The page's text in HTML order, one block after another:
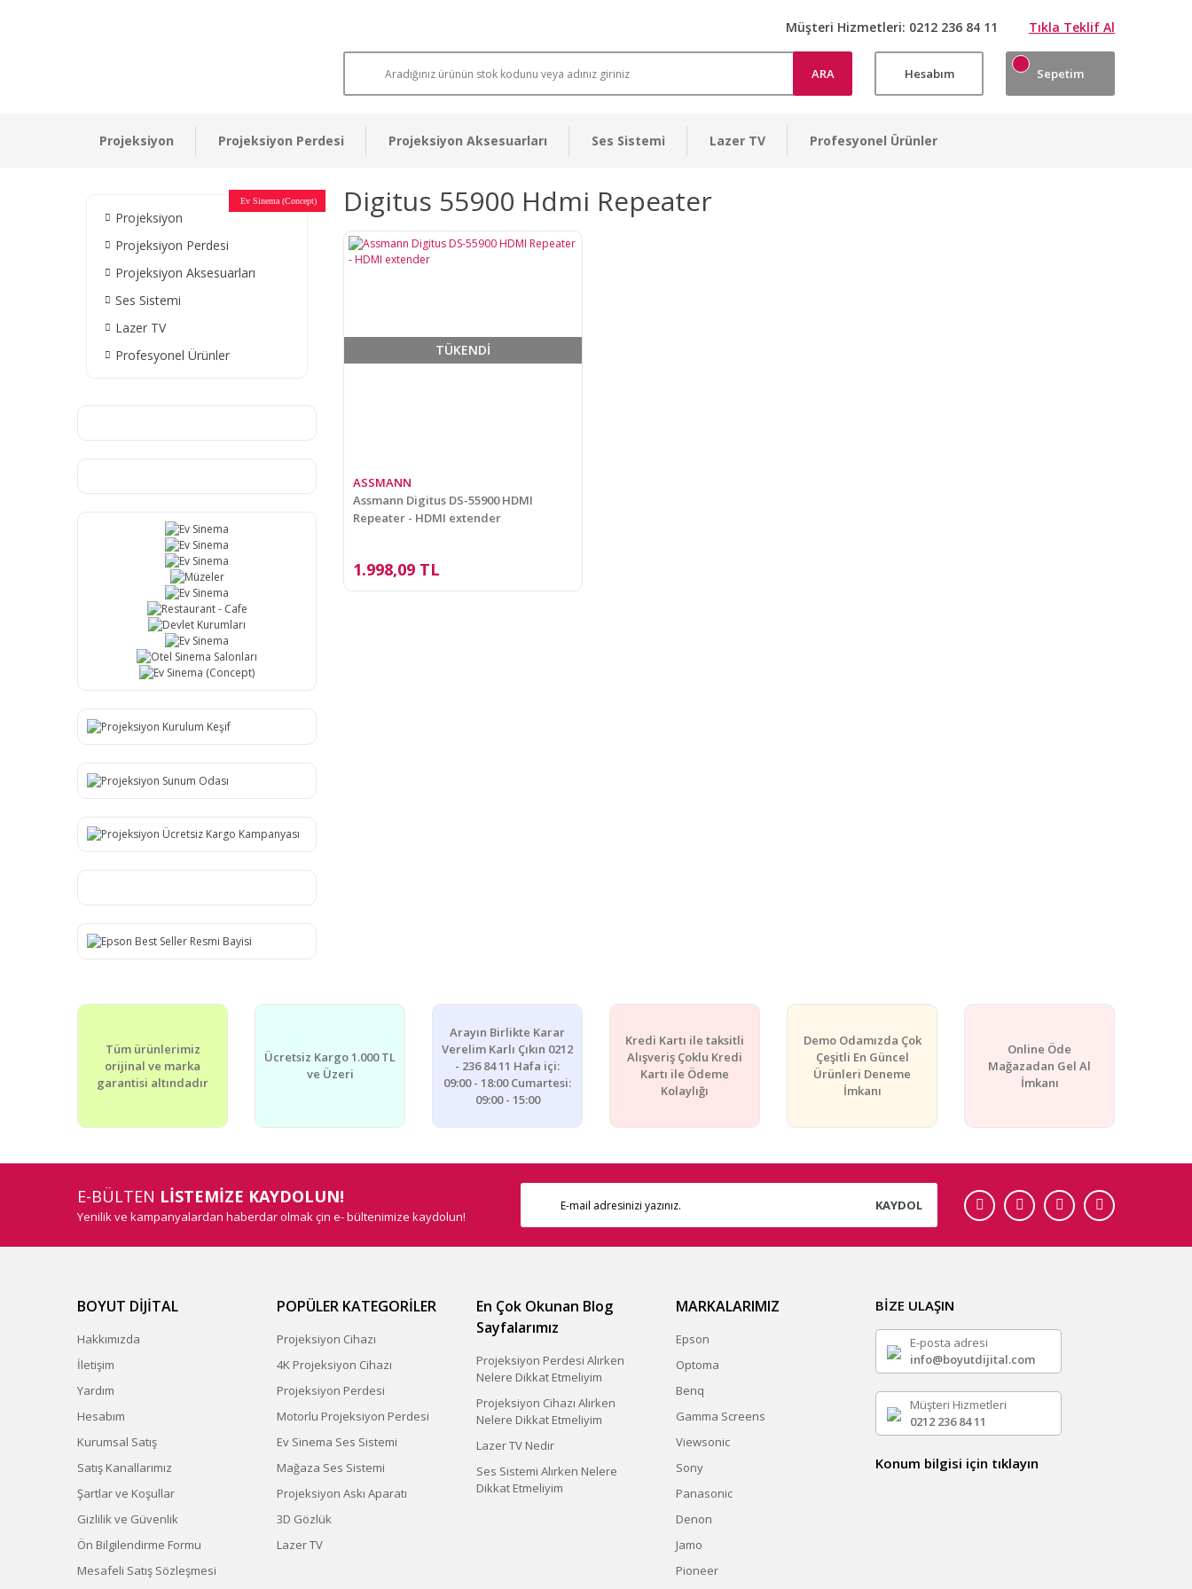
Müşteri Hizmetleri: 0212 236 84 11 Tıkla Teklif Al
ARA Hesabım Sepetim
Projeksiyon Projeksiyon Perdesi Projeksiyon Aksesuarları Ses Sistemi Lazer TV Profesyonel Ürünler
Projeksiyon
Projeksiyon Perdesi
Projeksiyon Aksesuarları
Ses Sistemi
Lazer TV
Profesyonel Ürünler
Ev Sinema
Ev Sinema
Ev Sinema
Müzeler
Ev Sinema
Restaurant - Cafe
Devlet Kurumları
Ev Sinema
Otel Sinema Salonları
Ev Sinema (Concept) Digitus 55900 Hdmi Repeater
TÜKENDİ
ASSMANN
Assmann Digitus DS-55900 HDMI
Repeater - HDMI extender
1.998,09 TL
Tüm ürünlerimiz
orijinal ve marka
garantisi altındadır
Ücretsiz Kargo 1.000 TL
ve Üzeri
Arayın Birlikte Karar
Verelim Karlı Çıkın 0212
- 236 84 11 Hafa içi:
09:00 - 18:00 Cumartesi:
09:00 - 15:00
Kredi Kartı ile taksitli
Alışveriş Çoklu Kredi
Kartı ile Ödeme
Kolaylığı
Demo Odamızda Çok
Çeşitli En Güncel
Ürünleri Deneme
İmkanı
Online Öde
Mağazadan Gel Al
İmkanı
E-BÜLTEN LİSTEMİZE KAYDOLUN!
Yenilik ve kampanyalardan haberdar olmak çin e- bültenimize kaydolun!
KAYDOL
BOYUT DİJİTAL
Hakkımızda
İletişim
Yardım
Hesabım
Kurumsal Satış
Satış Kanallarımız
Şartlar ve Koşullar
Gizlilik ve Güvenlik
Ön Bilgilendirme Formu
Mesafeli Satış Sözleşmesi
POPÜLER KATEGORİLER
Projeksiyon Cihazı
4K Projeksiyon Cihazı
Projeksiyon Perdesi
Motorlu Projeksiyon Perdesi
Ev Sinema Ses Sistemi
Mağaza Ses Sistemi
Projeksiyon Askı Aparatı
3D Gözlük
Lazer TV
En Çok Okunan Blog
Sayfalarımız
Projeksiyon Perdesi Alırken
Nelere Dikkat Etmeliyim
Projeksiyon Cihazı Alırken
Nelere Dikkat Etmeliyim
Lazer TV Nedir
Ses Sistemi Alırken Nelere
Dikkat Etmeliyim
MARKALARIMIZ
Epson
Optoma
Benq
Gamma Screens
Viewsonic
Sony
Panasonic
Denon
Jamo
Pioneer
BİZE ULAŞIN
E-posta adresi
info@boyutdijital.com
Müşteri Hizmetleri
0212 236 84 11
Konum bilgisi için tıklayın